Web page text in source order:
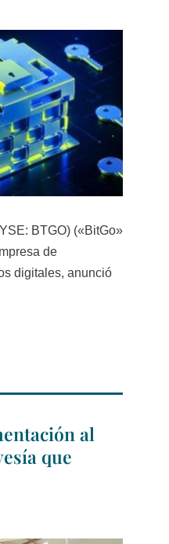
BTGO) («BitGo»
de
digitales, anunció
al
que